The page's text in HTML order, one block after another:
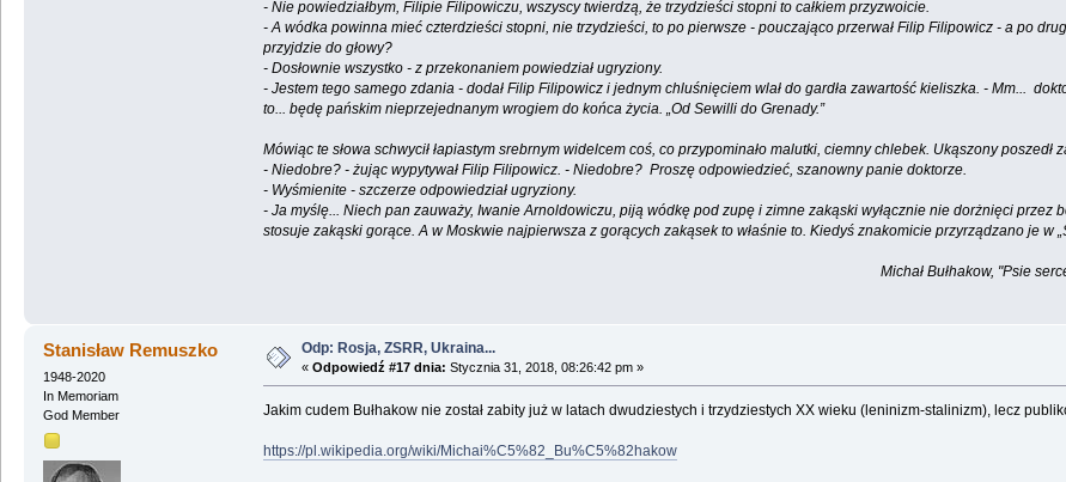
- Nie powiedziałbym, Filipie Filipowiczu, wszyscy twierdzą, że trzydzieści stopni to całkiem przyzwoicie.
- A wódka powinna mieć czterdzieści stopni, nie trzydzieści, to po pierwsze - pouczająco przerwał Filip Filipowicz - a po
przyjdzie do głowy?
- Dosłownie wszystko - z przekonaniem powiedział ugryziony.
- Jestem tego samego zdania - dodał Filip Filipowicz i jednym chluśnięciem wlał do gardła zawartość kieliszka. - Mm...
to... będę pańskim nieprzejednanym wrogiem do końca życia. „Od Sewilli do Grenady.”
Mówiąc te słowa schwycił łapiastym srebrnym widelcem coś, co przypominało malutki, ciemny chlebek. Ukąszony poszedł
- Niedobre? - żując wypytywał Filip Filipowicz. - Niedobre? Proszę odpowiedzieć, szanowny panie doktorze.
- Wyśmienite - szczerze odpowiedział ugryziony.
- Ja myślę... Niech pan zauważy, Iwanie Arnoldowiczu, piją wódkę pod zupę i zimne zakąski wyłącznie nie dorżnięci
stosuje zakąski gorące. A w Moskwie najpierwsza z gorących zakąsek to właśnie to. Kiedyś znakomicie przyrządzano je w
Michał Bułhakow, "Psie serce",
Stanisław Remuszko
1948-2020
In Memoriam
God Member
Odp: Rosja, ZSRR, Ukraina...
« Odpowiedź #17 dnia: Stycznia 31, 2018, 08:26:42 pm »
Jakim cudem Bułhakow nie został zabity już w latach dwudziestych i trzydziestych XX wieku (leninizm-stalinizm), lecz
https://pl.wikipedia.org/wiki/Michai%C5%82_Bu%C5%82hakow